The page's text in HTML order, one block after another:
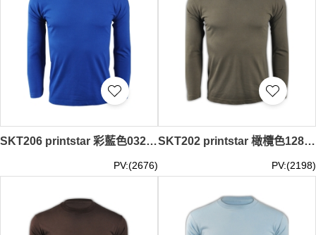
SKT206 printstar 彩藍色032長袖男裝T恤 00101-LVC 供應訂購彈力舒適運動T恤 團體LOGO印製T恤 T恤公司 T恤價格
PV:(2676)
SKT202 printstar 橄欖色128長袖男裝T恤 00101-LVC 來款訂製純棉透氣T恤 運動吸汗T恤 T恤生產商 T恤價格
PV:(2198)